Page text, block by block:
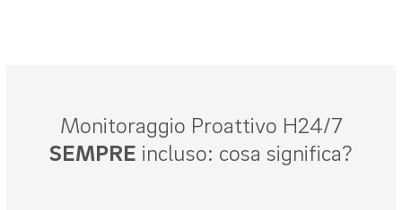
Monitoraggio Proattivo H24/7
SEMPRE incluso: cosa significa?